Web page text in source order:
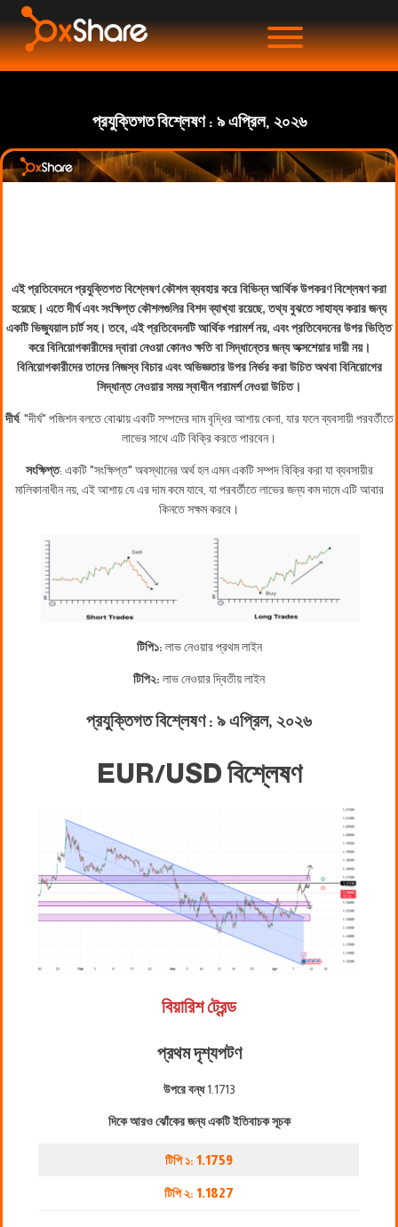
প্রযুক্তিগত বিশ্লেষণ : ৯ এপ্রিল, ২০২৬
এই প্রতিবেদনে প্রযুক্তিগত বিশ্লেষণ কৌশল ব্যবহার করে বিভিন্ন আর্থিক উপকরণ বিশ্লেষণ করা
হয়েছে। এতে দীর্ঘ এবং সংক্ষিপ্ত কৌশলগুলির বিশদ ব্যাখ্যা রয়েছে, তথ্য বুঝতে সাহায্য করার জন্য
একটি ভিজ্যুয়াল চার্ট সহ। তবে, এই প্রতিবেদনটি আর্থিক পরামর্শ নয়, এবং প্রতিবেদনের উপর ভিত্তি
করে বিনিয়োগকারীদের দ্বারা নেওয়া কোনও ক্ষতি বা সিদ্ধান্তের জন্য অক্সশেয়ার দায়ী নয়।
বিনিয়োগকারীদের তাদের নিজস্ব বিচার এবং অভিজ্ঞতার উপর নির্ভর করা উচিত অথবা বিনিয়োগের
সিদ্ধান্ত নেওয়ার সময় স্বাধীন পরামর্শ নেওয়া উচিত।
দীর্ঘ: "দীর্ঘ" পজিশন বলতে বোঝায় একটি সম্পদের দাম বৃদ্ধির আশায় কেনা, যার ফলে ব্যবসায়ী পরবর্তীতে
লাভের সাথে এটি বিক্রি করতে পারবেন।
সংক্ষিপ্ত: একটি "সংক্ষিপ্ত" অবস্থানের অর্থ হল এমন একটি সম্পদ বিক্রি করা যা ব্যবসায়ীর
মালিকানাধীন নয়, এই আশায় যে এর দাম কমে যাবে, যা পরবর্তীতে লাভের জন্য কম দামে এটি আবার
কিনতে সক্ষম করবে।
টিপি১: লাভ নেওয়ার প্রথম লাইন
টিপি২: লাভ নেওয়ার দ্বিতীয় লাইন
প্রযুক্তিগত বিশ্লেষণ : ৯ এপ্রিল, ২০২৬
EUR/USD বিশ্লেষণ
বিয়ারিশ ট্রেন্ড
প্রথম দৃশ্যপটণ
উপরে বন্ধ1.1713
দিকে আরও ঝোঁকের জন্য একটি ইতিবাচক সূচক
টিপি ১: 1.1759
টিপি ২: 1.1827